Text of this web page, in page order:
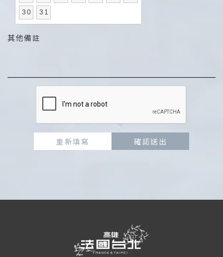
30 31
其他備註
重新填寫 確認送出